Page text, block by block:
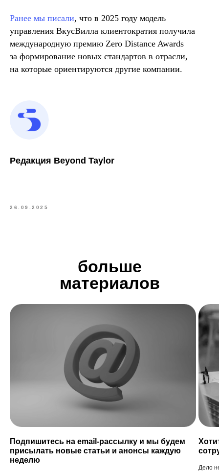
Ранее мы писали, что в 2025 году модель
управления ВкусВилла клиентократия получила
международную премию Zero Distance Awards
за формирование новых стандартов в отрасли,
на которые ориентируются другие компании.
Редакция Beyond Taylor
26.09.2025
больше
материалов
Подпишитесь на email-рассылку и мы будем
присылать новые статьи и анонсы каждую
неделю
Дело